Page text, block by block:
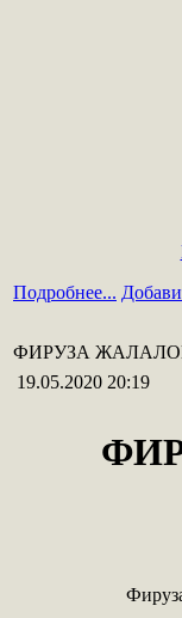
Подробнее...
ФИРУЗА
19.05.2020 20:19